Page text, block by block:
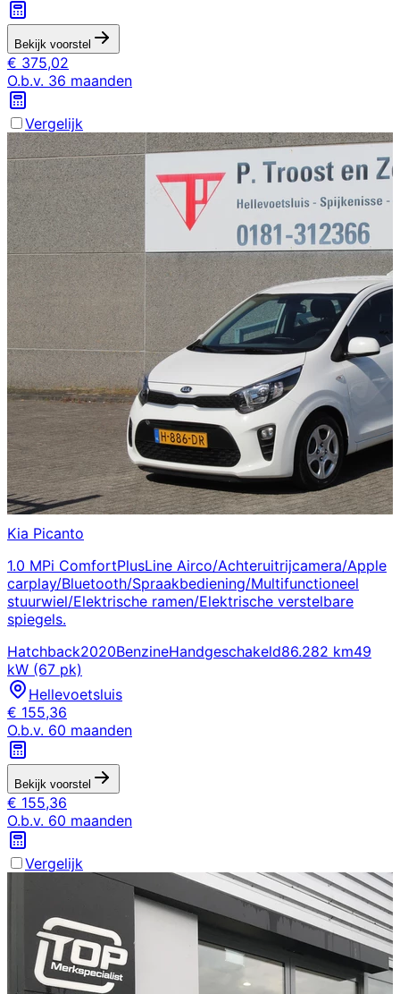
Bekijk voorstel
€ 375,02
O.b.v. 36 maanden
Vergelijk
Kia Picanto
1.0 MPi ComfortPlusLine Airco/Achteruitrijcamera/Apple
carplay/Bluetooth/Spraakbediening/Multifunctioneel
stuurwiel/Elektrische ramen/Elektrische verstelbare
spiegels.
Hatchback2020BenzineHandgeschakeld86.282 km49
kW (67 pk)
Hellevoetsluis
€ 155,36
O.b.v. 60 maanden
Bekijk voorstel
€ 155,36
O.b.v. 60 maanden
Vergelijk